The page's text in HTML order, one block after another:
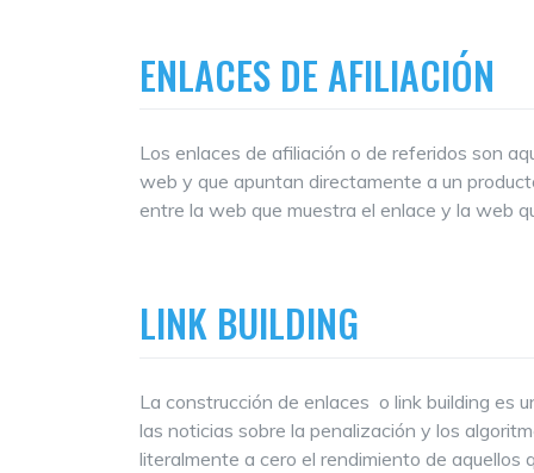
ENLACES DE AFILIACIÓN
Los enlaces de afiliación o de referidos son
web y que apuntan directamente a un
entre la web que muestra el enlace y la web
LINK BUILDING
La construcción de enlaces o link building es
las noticias sobre la penalización y los
literalmente a cero el rendimiento de aquellos